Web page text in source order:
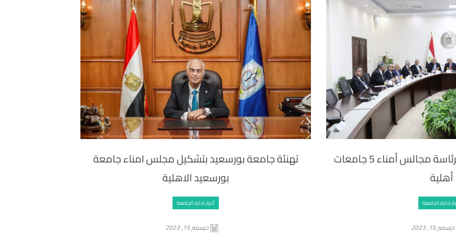
تهنئة جامعة بورسعيد بتشكيل مجلس امناء جامعة
بورسعيد الاهلية
أخبار ادارة الجامعة
ديسمبر 15, 2023
اختيار عدة رموز وطنية لرئاسة مجالس أمناء 5 جامعات
أهلية
ادارة الجامعة
ديسمبر 15, 2023